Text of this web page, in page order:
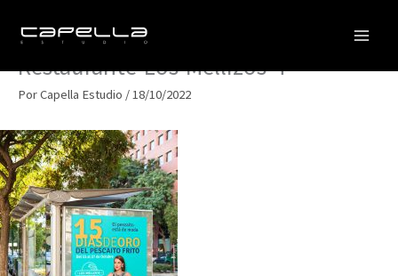
contenido
Restaurante-Los-Mellizos-4
PorCapella Estudio /18/10/2022